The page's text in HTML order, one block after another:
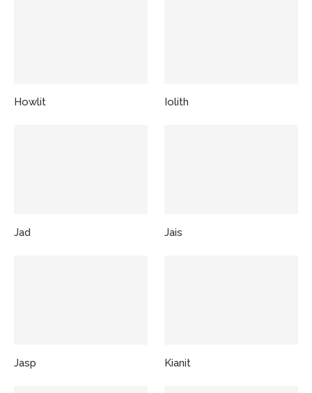
Howlit Iolith
Jad Jais
Jasp Kianit